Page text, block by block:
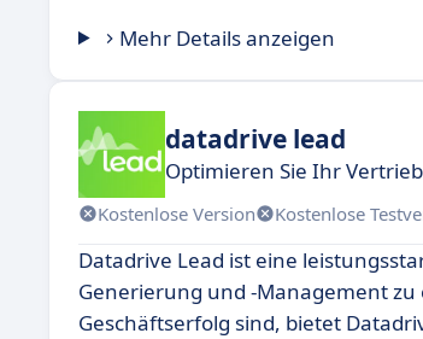
Mehr Details anzeigen
datadrive lead
Optimieren Sie Ihr
Kostenlose Version Kostenlose
Datadrive Lead ist eine
Generierung und -Management
Geschäftserfolg sind, bietet